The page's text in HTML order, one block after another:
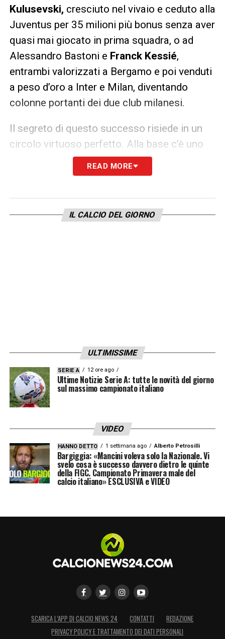
Kulusevski, cresciuto nel vivaio e ceduto alla
Juventus per 35 milioni più bonus senza aver
quasi mai giocato in prima squadra, o ad
Alessandro Bastoni e Franck Kessié,
entrambi valorizzati a Bergamo e poi venduti
a peso d’oro a Inter e Milan, diventando
colonne portanti dei due club milanesi.
Il segreto di questo successo risiede in un
circolo virtuoso perfetto. Alla base c’è uno
scouting di livello mondiale, capace di
scovare talenti sottovalutati in campionati
allenatore maestro nel plasmare questi
talenti, inserendoli in un sistema di gioco
LA PLAYLIST DELLE NOSTRE TOP NEWS
READ MORE
IL CALCIO DEL GIORNO
ULTIMISSIME
SERIE A 12 ore ago
Ultime Notizie Serie A: tutte le novità del giorno
sul massimo campionato italiano
VIDEO
HANNO DETTO 1 settimana ago Alberto Petrosilli
Bargiggia: «Mancini voleva solo la Nazionale. Vi
svelo cosa è successo davvero dietro le quinte
della FIGC. Campionato Primavera male del
calcio italiano» ESCLUSIVA e VIDEO
SCARICA L’APP DI CALCIO NEWS 24 CONTATTI
REDAZIONE
PRIVACY POLICY E TRATTAMENTO DEI DATI PERSONALI